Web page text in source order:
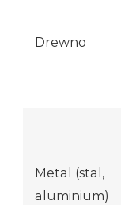
Drewno
Metal (stal,
aluminium)